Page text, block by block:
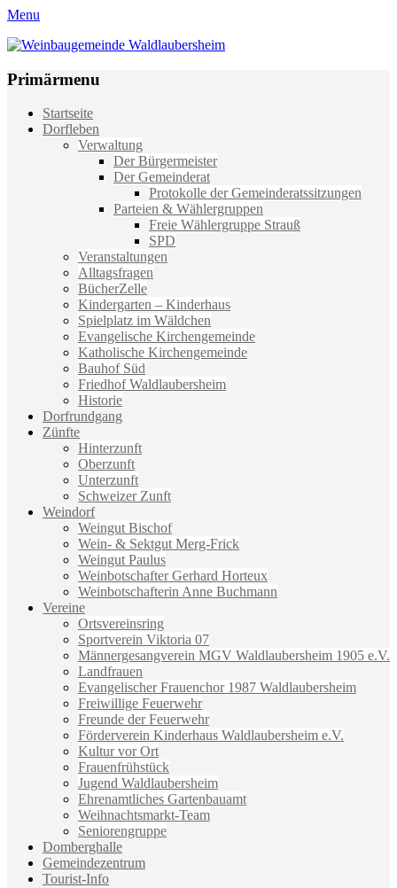
Menu
Weinbaugemeinde Waldlaubersheim
Primärmenu
Weiter
zum
Startseite
Dorfleben
Verwaltung
Der Bürgermeister
Der Gemeinderat
Protokolle der Gemeinderatssitzungen
Parteien & Wählergruppen
Freie Wählergruppe Strauß
SPD
Veranstaltungen
Alltagsfragen
BücherZelle
Kindergarten – Kinderhaus
Spielplatz im Wäldchen
Evangelische Kirchengemeinde
Katholische Kirchengemeinde
Bauhof Süd
Friedhof Waldlaubersheim
Historie
Dorfrundgang
Zünfte
Hinterzunft
Oberzunft
Unterzunft
Schweizer Zunft
Weindorf
Weingut Bischof
Wein- & Sektgut Merg-Frick
Weingut Paulus
Weinbotschafter Gerhard Horteux
Weinbotschafterin Anne Buchmann
Vereine
Ortsvereinsring
Sportverein Viktoria 07
Männergesangverein MGV Waldlaubersheim 1905 e.V.
Landfrauen
Evangelischer Frauenchor 1987 Waldlaubersheim
Freiwillige Feuerwehr
Freunde der Feuerwehr
Förderverein Kinderhaus Waldlaubersheim e.V.
Kultur vor Ort
Frauenfrühstück
Jugend Waldlaubersheim
Ehrenamtliches Gartenbauamt
Weihnachtsmarkt-Team
Seniorengruppe
Domberghalle
Gemeindezentrum
Tourist-Info